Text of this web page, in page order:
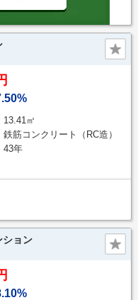
13.41㎡
鉄筋コンクリート（RC造）
43年
ション